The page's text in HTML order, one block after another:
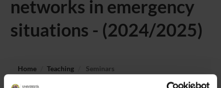
networks in emergency
situations - (2024/2025)
Home Teaching Seminars